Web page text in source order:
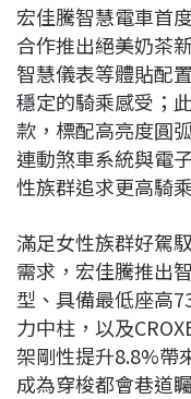
c
e
b
o
o
k
n
e
r
e
a
d
s
宏佳騰智慧電車首
合作推出絕美奶茶
智慧儀表等體貼配
穩定的騎乘感受；
款，標配高亮度圓
連動煞車系統與電
性族群追求更高騎
滿足女性族群好駕
需求，宏佳騰推出
型、具備最低座高
力中柱，以及
架剛性提升8.8%帶
成為穿梭都會巷道